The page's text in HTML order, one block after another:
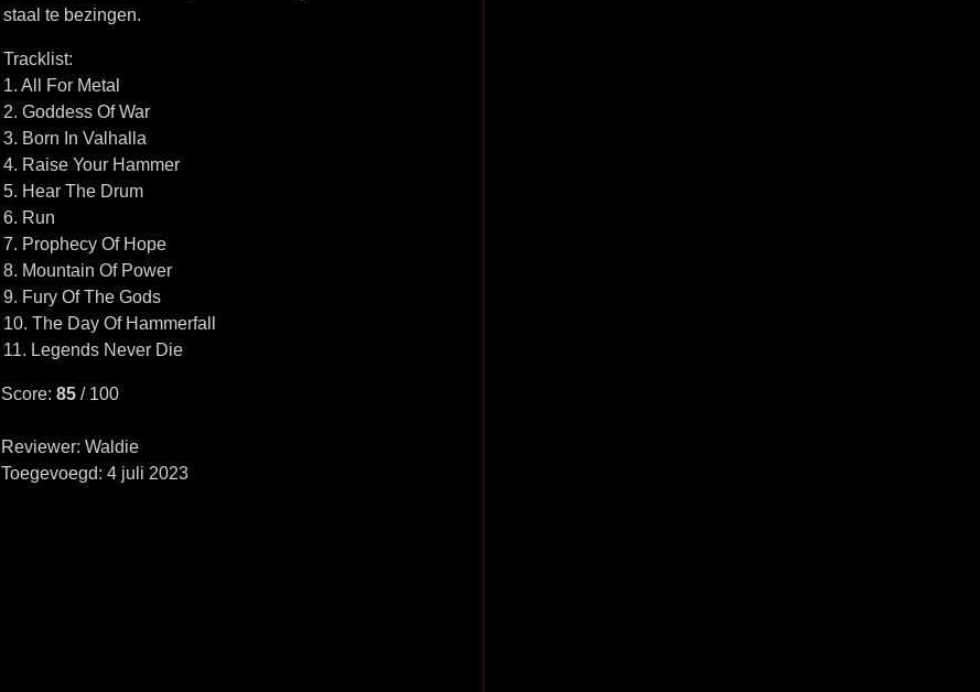
staal te bezingen.
Tracklist:
1. All For Metal
2. Goddess Of War
3. Born In Valhalla
4. Raise Your Hammer
5. Hear The Drum
6. Run
7. Prophecy Of Hope
8. Mountain Of Power
9. Fury Of The Gods
10. The Day Of Hammerfall
11. Legends Never Die
Score: 85/ 100
Reviewer: Waldie
Toegevoegd: 4 juli 2023